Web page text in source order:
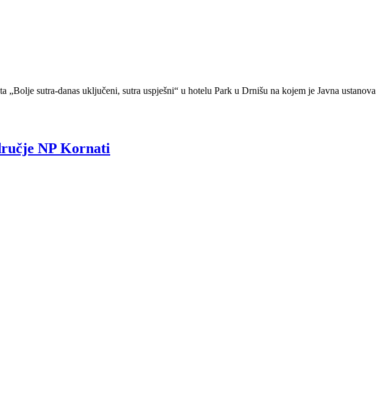
sutra-danas uključeni, sutra uspješni“ u hotelu Park u Drnišu na kojem je Javna ustanova
NP Kornati